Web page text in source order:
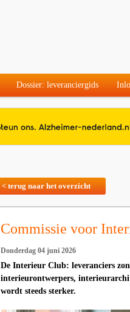
Dossier: leveranciergids
< terug naar het overzicht
Commissie voor
Donderdag 04 juni 2026
De Interieur Club: leveranciers
interieurontwerpers,
wordt steeds sterker.